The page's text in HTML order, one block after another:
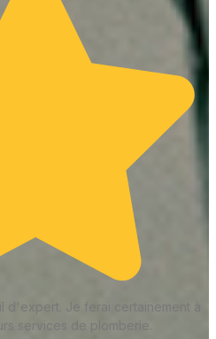
d'expert. Je ferai certainement à
services de plomberie.